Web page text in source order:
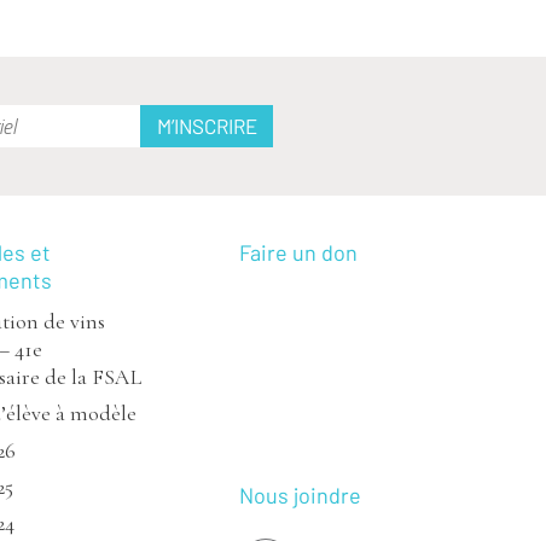
et
de vins
41e
de la FSAL
à modèle
Faire un don
Nous joindre